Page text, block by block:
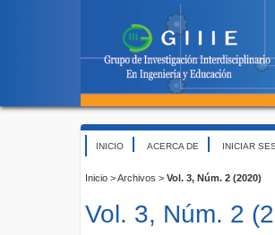
INICIO ACERCA DE INICIAR
Inicio >Archivos > Vol. 3, Núm. 2 (2020)
Vol. 3, Núm. 2